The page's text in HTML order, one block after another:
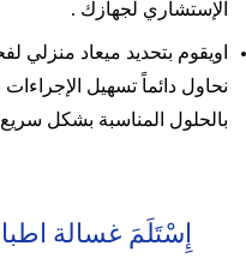
الإستشاري لجهازك .
اويقوم بتحديد ميعاد
نحاول دائماً تسهيل
بالحلول المناسبة بشكل
إِسْتَلَمَ غسالة